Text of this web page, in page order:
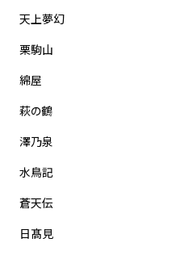
天上夢幻
栗駒山
綿屋
萩の鶴
澤乃泉
水鳥記
蒼天伝
日髙見